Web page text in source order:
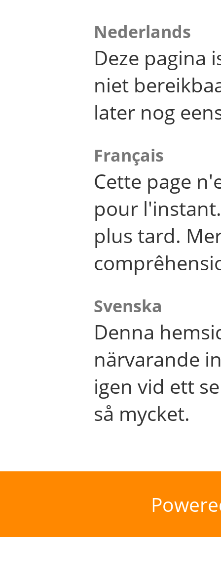
Nederlands
Deze pagina
niet
later nog
Français
Cette page
pour
plus tard.
Svenska
Denna
närvarande
igen vid ett
så mycket.